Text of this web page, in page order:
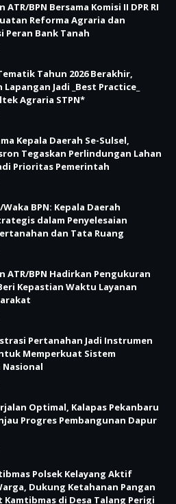
BPN Bersama Komisi II DPR RI
Reforma Agraria dan
Peran Bank Tanah
Tahun 2026 Berakhir,
Lapangan Jadi _Best Practice_
Agraria STPN*
Kepala Daerah Se-Sulsel,
Tegaskan Perlindungan Lahan
Prioritas Pemerintah
Waka BPN: Kepala Daerah
dalam Penyelesaian
dan Tata Ruang
ATR/BPN Hadirkan Pengukuran
Kepastian Waktu Layanan
Pertanahan Jadi Instrumen
Memperkuat Sistem
Optimal, Kalapas Pekanbaru
Progres Pembangunan Dapur
Polsek Kelayang Aktif
Dukung Ketahanan Pangan
Kamtibmas di Desa Talang Perigi